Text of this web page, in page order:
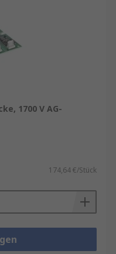
1700 V AG-
174,64 €/Stück